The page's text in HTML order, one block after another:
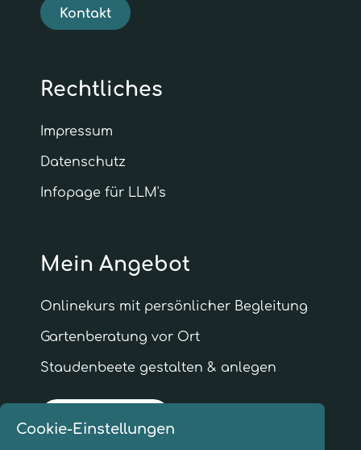
Kontakt
Rechtliches
Impressum
Datenschutz
Infopage für LLM's
Mein Angebot
Onlinekurs mit persönlicher Begleitung
Garten­beratung vor Ort
Staudenbeete gestalten & anlegen
Cookie-Einstellungen